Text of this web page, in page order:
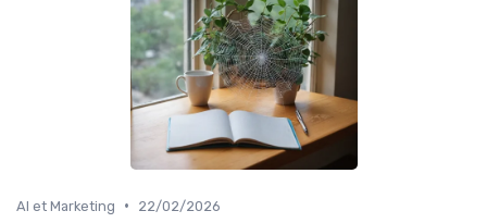
AI et Marketing • 22/02/2026